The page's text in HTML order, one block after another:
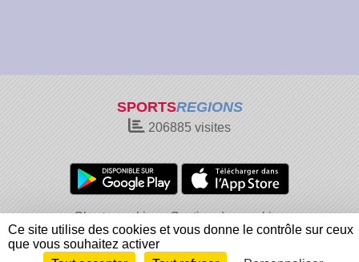
SPORTSREGIONS
206885 visites
Charte cookies
Gestion des cookies
Informations légales
Signaler un contenu inapproprié
Ce site utilise des cookies et vous donne le contrôle sur ceux
que vous souhaitez activer